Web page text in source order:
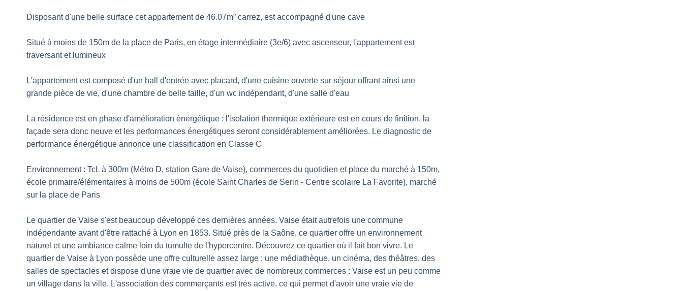
Disposant d'une belle surface cet appartement de 46.07m² carrez, est accompagné d'une cave
Situé à moins de 150m de la place de Paris, en étage intermédiaire (3e/6) avec ascenseur, l'appartement est
traversant et lumineux
L'appartement est composé d'un hall d'entrée avec placard, d'une cuisine ouverte sur séjour offrant ainsi une
grande pièce de vie, d'une chambre de belle taille, d'un wc indépendant, d'une salle d'eau
La résidence est en phase d'amélioration énergétique : l'isolation thermique extérieure est en cours de finition, la
façade sera donc neuve et les performances énergétiques seront considérablement améliorées. Le diagnostic de
performance énergétique annonce une classification en Classe C
Environnement : TcL à 300m (Métro D, station Gare de Vaise), commerces du quotidien et place du marché à 150m,
école primaire/élémentaires à moins de 500m (école Saint Charles de Serin - Centre scolaire La Favorite), marché
sur la place de Paris
Le quartier de Vaise s'est beaucoup développé ces dernières années. Vaise était autrefois une commune
indépendante avant d'être rattaché à Lyon en 1853. Situé près de la Saône, ce quartier offre un environnement
naturel et une ambiance calme loin du tumulte de l'hypercentre. Découvrez ce quartier où il fait bon vivre. Le
quartier de Vaise à Lyon possède une offre culturelle assez large : une médiathèque, un cinéma, des théâtres, des
salles de spectacles et dispose d'une vraie vie de quartier avec de nombreux commerces : Vaise est un peu comme
un village dans la ville. L'association des commerçants est très active, ce qui permet d'avoir une vraie vie de